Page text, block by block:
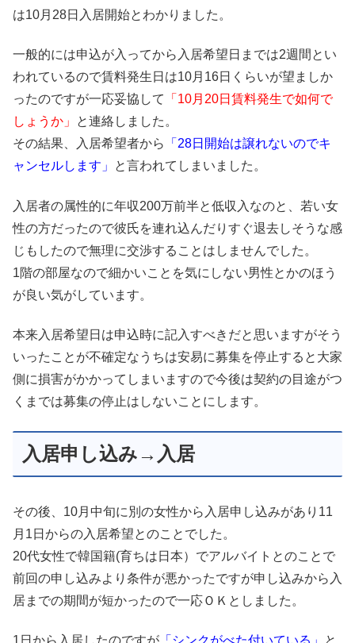
は10月28日入居開始とわかりました。
一般的には申込が入ってから入居希望日までは2週間とい
われているので賃料発生日は10月16日くらいが望ましか
ったのですが一応妥協して
「10月20日賃料発生で如何で
しょうか」
と連絡しました。
その結果、入居希望者から
「28日開始は譲れないのでキ
ャンセルします」
と言われてしまいました。
入居者の属性的に年収200万前半と低収入なのと、若い女
性の方だったので彼氏を連れ込んだりすぐ退去しそうな感
じもしたので無理に交渉することはしませんでした。
1階の部屋なので細かいことを気にしない男性とかのほう
が良い気がしています。
本来入居希望日は申込時に記入すべきだと思いますがそう
いったことが不確定なうちは安易に募集を停止すると大家
側に損害がかかってしまいますので今後は契約の目途がつ
くまでは募集の停止はしないことにします。
入居申し込み→入居
その後、10月中旬に別の女性から入居申し込みがあり11
月1日からの入居希望とのことでした。
20代女性で韓国籍(育ちは日本）でアルバイトとのことで
前回の申し込みより条件が悪かったですが申し込みから入
居までの期間が短かったので一応ＯＫとしました。